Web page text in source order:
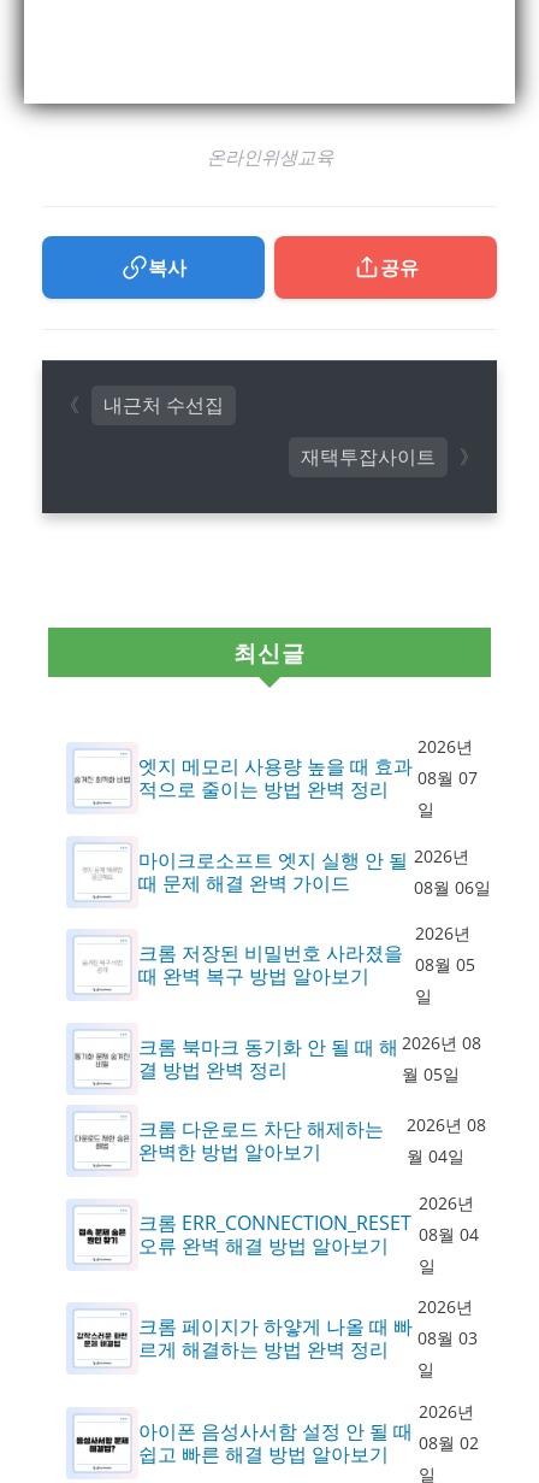
온라인위생교육
복사 공유
재택투잡사이트
내근처 수선집
최신글
엣지 메모리 사용량 높을 때 효과
적으로 줄이는 방법 완벽 정리
2026년
08월 07
일
마이크로소프트 엣지 실행 안 될
때 문제 해결 완벽 가이드
2026년
08월 06일
크롬 저장된 비밀번호 사라졌을
때 완벽 복구 방법 알아보기
2026년
08월 05
일
크롬 북마크 동기화 안 될 때 해
결 방법 완벽 정리
2026년 08
월 05일
크롬 다운로드 차단 해제하는
완벽한 방법 알아보기
2026년 08
월 04일
크롬 ERR_CONNECTION_RESET
오류 완벽 해결 방법 알아보기
2026년
08월 04
일
크롬 페이지가 하얗게 나올 때 빠
르게 해결하는 방법 완벽 정리
2026년
08월 03
일
아이폰 음성사서함 설정 안 될 때
쉽고 빠른 해결 방법 알아보기
2026년
08월 02
일